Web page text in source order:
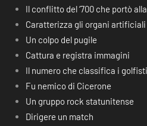
Il conflitto del ‘700 che portò
Caratterizza gli organi
Un colpo del pugile
Cattura e registra immagini
Il numero che classifica i golfisti
Fu nemico di Cicerone
Un gruppo rock statunitense
Dirigere un match